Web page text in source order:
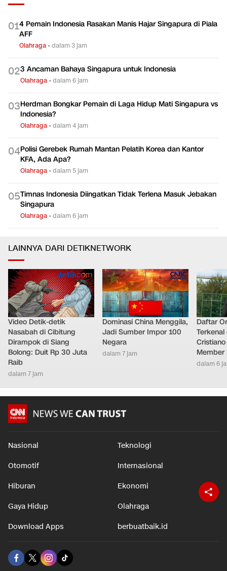
014 Pemain Indonesia Rasakan Manis Hajar Singapura di Piala
AFF
Olahraga •dalam 3 jam
023 Ancaman Bahaya Singapura untuk Indonesia
Olahraga •dalam 6 jam
03Herdman Bongkar Pemain di Laga Hidup Mati Singapura vs
Indonesia?
Olahraga •dalam 4 jam
04Polisi Gerebek Rumah Mantan Pelatih Korea dan Kantor
KFA, Ada Apa?
Olahraga •dalam 5 jam
05Timnas Indonesia Diingatkan Tidak Terlena Masuk Jebakan
Singapura
Olahraga •dalam 6 jam
LAINNYA DARI DETIKNETWORK
Video Detik-detik
Nasabah di Cibitung
Dirampok di Siang
Bolong: Duit Rp 30 Juta
Raib
dalam 7 jam
Dominasi China Menggila,
Jadi Sumber Impor 100
Negara
dalam 7 jam
Daftar
Terkenal
Member
dalam 6
Nasional Teknologi
Otomotif Internasional
Hiburan Ekonomi
Gaya Hidup Olahraga
Download Apps berbuatbaik.id